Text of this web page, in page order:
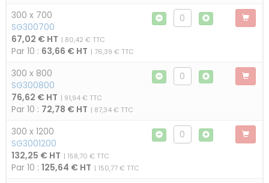
300 x 700
SG300700
67,02 € HT | 80,42 € TTC
Par 10 : 63,66 € HT | 76,39 € TTC
300 x 800
SG300800
76,62 € HT | 91,94 € TTC
Par 10 : 72,78 € HT | 87,34 € TTC
300 x 1200
SG3001200
132,25 € HT | 158,70 € TTC
Par 10 : 125,64 € HT | 150,77 € TTC